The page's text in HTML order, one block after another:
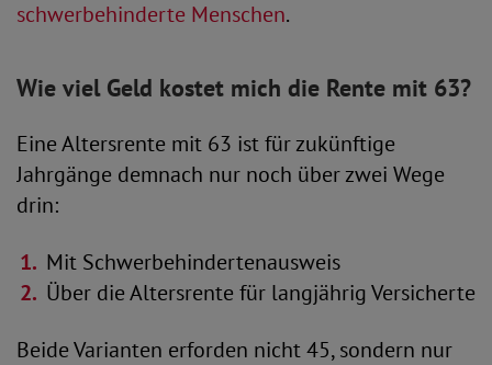
schwerbehinderte Menschen.
Wie viel Geld kostet mich die Rente mit 63?
Eine Altersrente mit 63 ist für zukünftige
Jahrgänge demnach nur noch über zwei Wege
drin:
Mit Schwerbehindertenausweis
Über die Altersrente für langjährig Versicherte
Beide Varianten erforden nicht 45, sondern nur